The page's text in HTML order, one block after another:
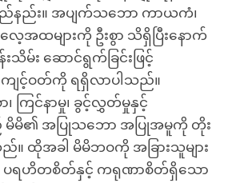
နည်း။ အပျက်သဘော ကာယကံ၊
အထများကို ဦးစွာ သိရှိပြီးနောက်
မ်း ဆောင်ရွက်ခြင်းဖြင့်
ကျင့်ဝတ်ကို ရရှိလာပါသည်။
ြင်နာမှု၊ ခွင့်လွှတ်မှုနှင့်
မိမိ၏ အပြုသဘော အပြုအမူကို တိုး
ါသည်။ ထိုအခါ မိမိဘဝကို အခြားသူများ
ရဟိတစိတ်နှင့် ကရုဏာစိတ်ရှိသော